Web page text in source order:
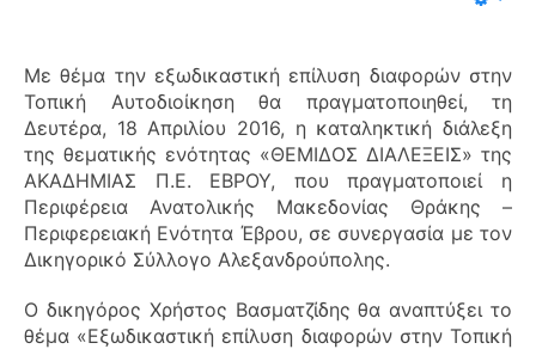
Με θέμα την εξωδικαστική επίλυση διαφορών στην
Τοπική Αυτοδιοίκηση θα πραγματοποιηθεί, τη
Δευτέρα, 18 Απριλίου 2016, η καταληκτική διάλεξη
της θεματικής ενότητας «ΘΕΜΙΔΟΣ ΔΙΑΛΕΞΕΙΣ» της
ΑΚΑΔΗΜΙΑΣ Π.Ε. ΕΒΡΟΥ, που πραγματοποιεί η
Περιφέρεια Ανατολικής Μακεδονίας Θράκης –
Περιφερειακή Ενότητα Έβρου, σε συνεργασία με τον
Δικηγορικό Σύλλογο Αλεξανδρούπολης.
Ο δικηγόρος Χρήστος Βασματζίδης θα αναπτύξει το
θέμα «Εξωδικαστική επίλυση διαφορών στην Τοπική